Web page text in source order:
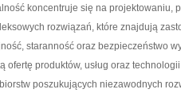
koncentruje się na projektowaniu,
rozwiązań, które znajdują
staranność oraz bezpieczeństwo
ofertę produktów, usług oraz
poszukujących niezawodnych